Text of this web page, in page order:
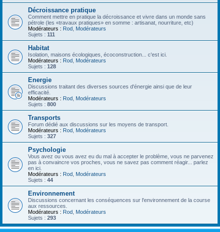
Décroissance pratique
Comment mettre en pratique la décroissance et vivre dans un monde sans
pétrole (les «travaux pratiques» en somme : artisanat, nourriture, etc)
Modérateurs : Rod Modérateurs
Sujets : 111
Habitat
Isolation, maisons écologiques, écoconstruction... c'est ici.
Modérateurs : Rod Modérateurs
Sujets : 128
Energie
Discussions traitant des diverses sources d'énergie ainsi que de leur
efficacité.
Modérateurs : Rod Modérateurs
Sujets : 800
Transports
Forum dédié aux discussions sur les moyens de transport.
Modérateurs : Rod Modérateurs
Sujets : 327
Psychologie
Vous avez ou vous avez eu du mal à accepter le problème, vous ne parvenez
pas à convaincre vos proches, vous ne savez pas comment réagir... parlez
en ici.
Modérateurs : Rod Modérateurs
Sujets : 44
Environnement
Discussions concernant les conséquences sur l'environnement de la course
aux ressources.
Modérateurs : Rod Modérateurs
Sujets : 293